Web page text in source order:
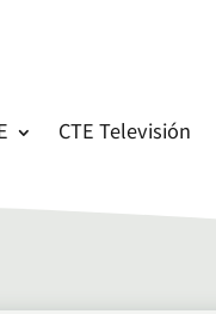
CTE Televisión